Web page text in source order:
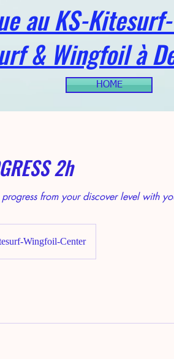
au KS-
& Wingfoil à
HOME
2h
progress from your discover level with
Wingfoil-Center